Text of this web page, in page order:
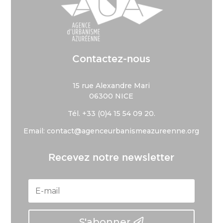
Contactez-nous
15 rue Alexandre Mari
06300 NICE
Tél. +33 (0)4 15 54 09 20.
Email: contact@agenceurbanismeazureenne.org
Recevez notre newsletter